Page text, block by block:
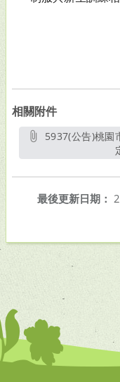
相關附件
最後更新日期：